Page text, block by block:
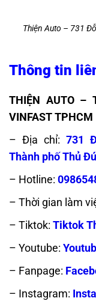
Thiện Auto – 731
Thông tin
THIỆN AUTO –
VINFAST TPHCM
– Địa chỉ: 731
Thành phố Thủ
– Hotline:
– Thời gian làm
– Tiktok: Tiktok
– Youtube:
– Fanpage:
– Instagram: